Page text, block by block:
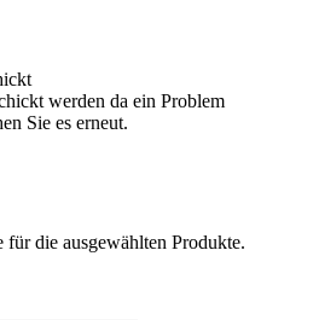
werden da ein Problem
Sie es erneut.
für die ausgewählten Produkte.